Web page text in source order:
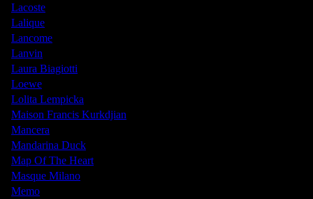
Lacoste
Lalique
Lancome
Lanvin
Laura Biagiotti
Loewe
Lolita Lempicka
Maison Francis Kurkdjian
Mancera
Mandarina Duck
Map Of The Heart
Masque Milano
Memo